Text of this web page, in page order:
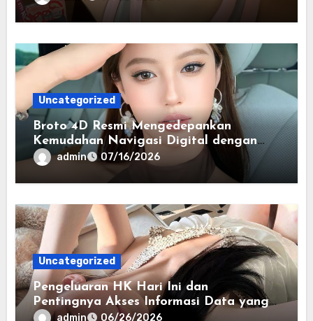
Uncategorized
Broto 4D Resmi Mengedepankan
Kemudahan Navigasi Digital dengan
Antarmuka yang Nyaman
admin 07/16/2026
Uncategorized
Pengeluaran HK Hari Ini dan
Pentingnya Akses Informasi Data yang
Akurat
admin 06/26/2026